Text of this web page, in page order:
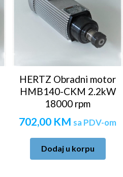
HERTZ Obradni motor
HMB140-CKM 2.2kW
18000 rpm
702,00 KM sa PDV-om
Dodaj u korpu